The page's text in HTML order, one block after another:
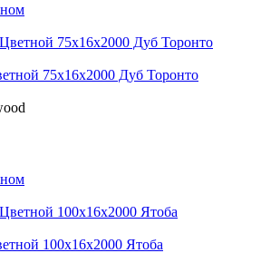
75х16х2000 Дуб Торонто
100x16х2000 Ятоба